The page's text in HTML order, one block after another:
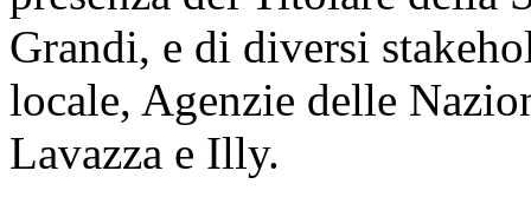
Grandi, e di diversi
locale, Agenzie delle
Lavazza e Illy.